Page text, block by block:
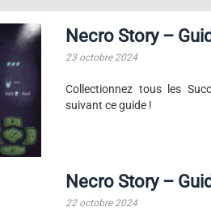
Necro Story –
23 octobre 2024
Collectionnez tous les
suivant ce guide !
Necro Story –
22 octobre 2024